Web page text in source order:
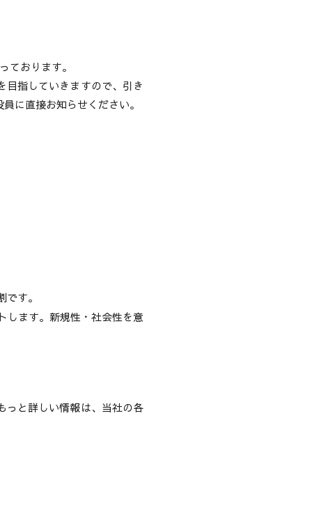
ております。
目指していきますので、引き
に直接お知らせください。
す。
します。新規性・社会性を意
っと詳しい情報は、当社の各